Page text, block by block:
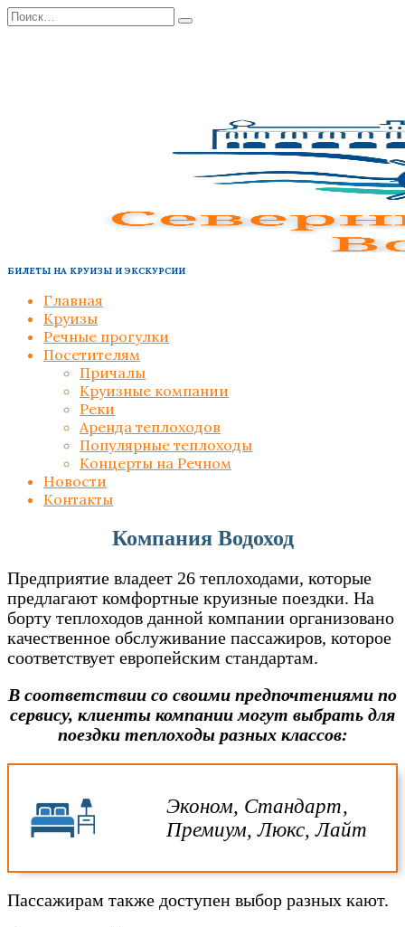
Перейти
к
Search
for:
БИЛЕТЫ НА КРУИЗЫ И ЭКСКУРСИИ
Главная
Круизы
Речные прогулки
Посетителям
Причалы
Круизные компании
Реки
Аренда теплоходов
Популярные теплоходы
Концерты на Речном
Новости
Контакты
Компания Водоход
Предприятие владеет 26 теплоходами, которые
предлагают комфортные круизные поездки. На
борту теплоходов данной компании организовано
качественное обслуживание пассажиров, которое
соответствует европейским стандартам.
В соответствии со своими предпочтениями по
сервису, клиенты компании могут выбрать для
поездки теплоходы разных классов:
Эконом, Стандарт,
Премиум, Люкс, Лайт
Пассажирам также доступен выбор разных кают.